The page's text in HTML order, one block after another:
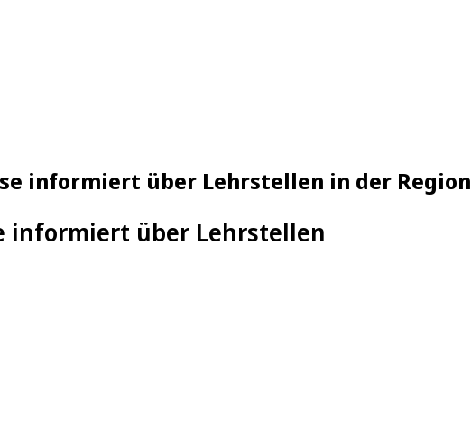
informiert über Lehrstellen in der Region
informiert über Lehrstellen